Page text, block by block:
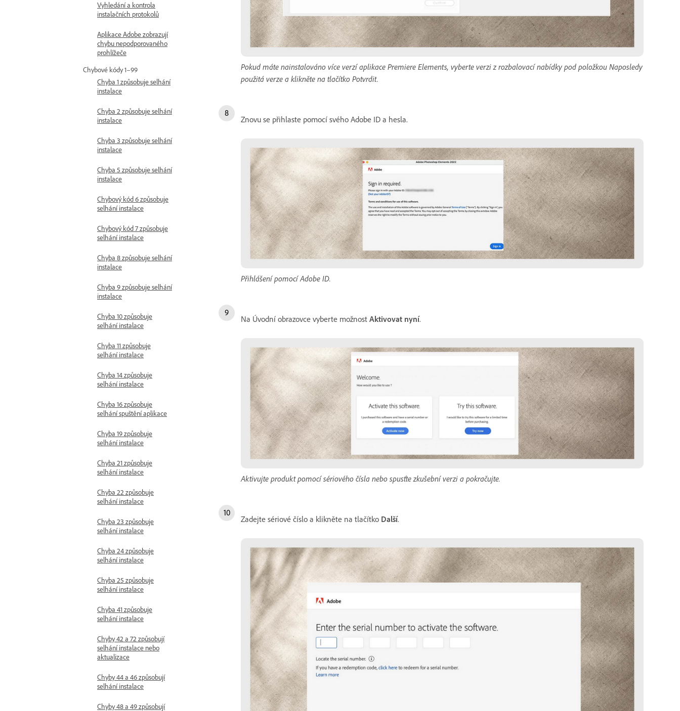
Vyhledání a kontrola
instalačních protokolů
Aplikace Adobe zobrazují
chybu nepodporovaného
prohlížeče
Chybové kódy 1–99
Chyba 1 způsobuje selhání
instalace
Chyba 2 způsobuje selhání
instalace
Chyba 3 způsobuje selhání
instalace
Chyba 5 způsobuje selhání
instalace
Chybový kód 6 způsobuje
selhání instalace
Chybový kód 7 způsobuje
selhání instalace
Chyba 8 způsobuje selhání
instalace
Chyba 9 způsobuje selhání
instalace
Chyba 10 způsobuje
selhání instalace
Chyba 11 způsobuje
selhání instalace
Chyba 14 způsobuje
selhání instalace
Chyba 16 způsobuje
selhání spuštění aplikace
Chyba 19 způsobuje
selhání instalace
Chyba 21 způsobuje
selhání instalace
Chyba 22 způsobuje
selhání instalace
Chyba 23 způsobuje
selhání instalace
Chyba 24 způsobuje
selhání instalace
Chyba 25 způsobuje
selhání instalace
Chyba 41 způsobuje
selhání instalace
Chyby 42 a 72 způsobují
selhání instalace nebo
aktualizace
Chyby 44 a 46 způsobují
selhání instalace
Chyby 48 a 49 způsobují
Pokud máte nainstalováno více verzí aplikace Premiere Elements, vyberte verzi z rozbalovací nabídky pod položkou Naposledy
použitá verze a klikněte na tlačítko Potvrdit.
Znovu se přihlaste pomocí svého Adobe ID a hesla.
Přihlášení pomocí Adobe ID.
Na Úvodní obrazovce vyberte možnost Aktivovat nyní.
Aktivujte produkt pomocí sériového čísla nebo spusťte zkušební verzi a pokračujte.
Zadejte sériové číslo a klikněte na tlačítko Další.